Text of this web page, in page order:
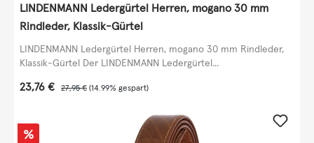
LINDENMANN Ledergürtel Herren, mogano 30 mm
Rindleder, Klassik-Gürtel
LINDENMANN Ledergürtel Herren, mogano 30 mm Rindleder,
Klassik-Gürtel Der LINDENMANN Ledergürtel...
Verkaufspreis:
23,76 € Regulärer Preis:
27,95 € (14.99% gespart)
Rabatt
%